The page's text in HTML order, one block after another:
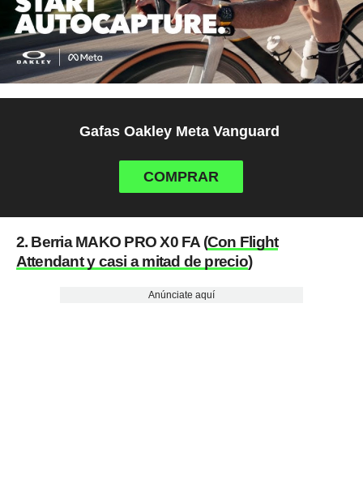
Gafas Oakley Meta Vanguard
COMPRAR
2. Berria MAKO PRO X0 FA (Con Flight
Attendant y casi a mitad de precio)
Anúnciate aquí